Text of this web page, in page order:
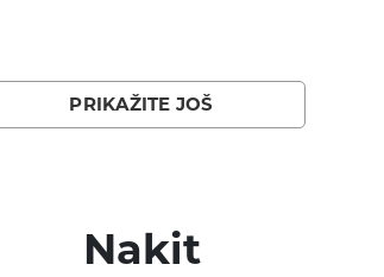
PRIKAŽITE JOŠ
Nakit